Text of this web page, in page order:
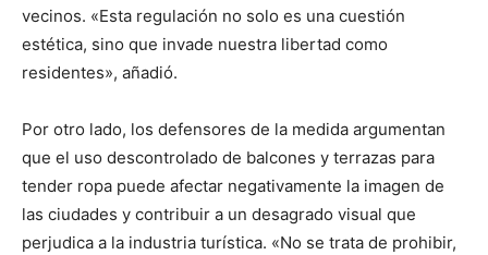
vecinos. «Esta regulación no solo es una cuestión
estética, sino que invade nuestra libertad como
residentes», añadió.
Por otro lado, los defensores de la medida argumentan
que el uso descontrolado de balcones y terrazas para
tender ropa puede afectar negativamente la imagen de
las ciudades y contribuir a un desagrado visual que
perjudica a la industria turística. «No se trata de prohibir,